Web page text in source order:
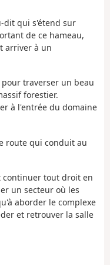
dit qui s'étend sur
de ce hameau,
arriver à un
traverser un beau
forestier.
à l'entrée du domaine
route qui conduit au
continuer tout droit en
un secteur où les
aborder le complexe
et retrouver la salle